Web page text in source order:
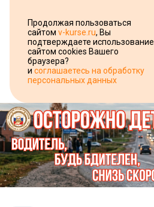
Продолжая пользоваться
сайтом v-kurse.ru, Вы
подтверждаете использование
сайтом cookies Вашего
браузера?
и соглашаетесь на обработку
персональных данных